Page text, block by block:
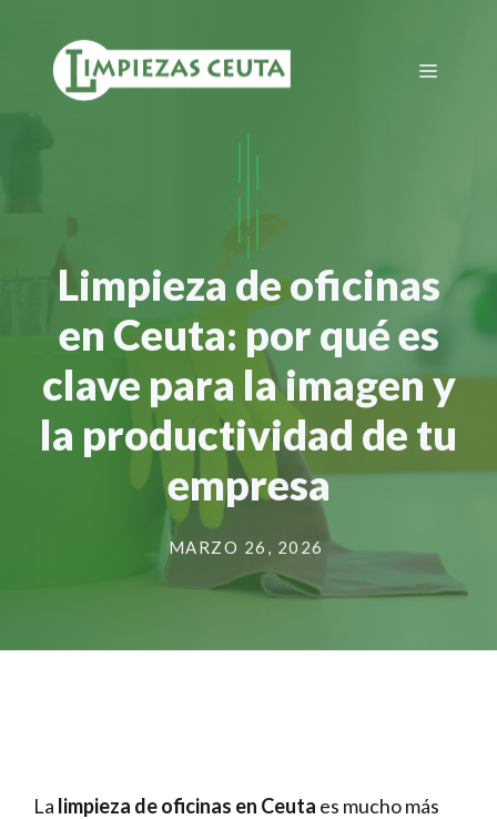
contenido
Menú
Limpieza de oficinas
en Ceuta: por qué es
clave para la imagen y
la productividad de tu
empresa
MARZO 26, 2026
La limpieza de oficinas en Ceuta es mucho más